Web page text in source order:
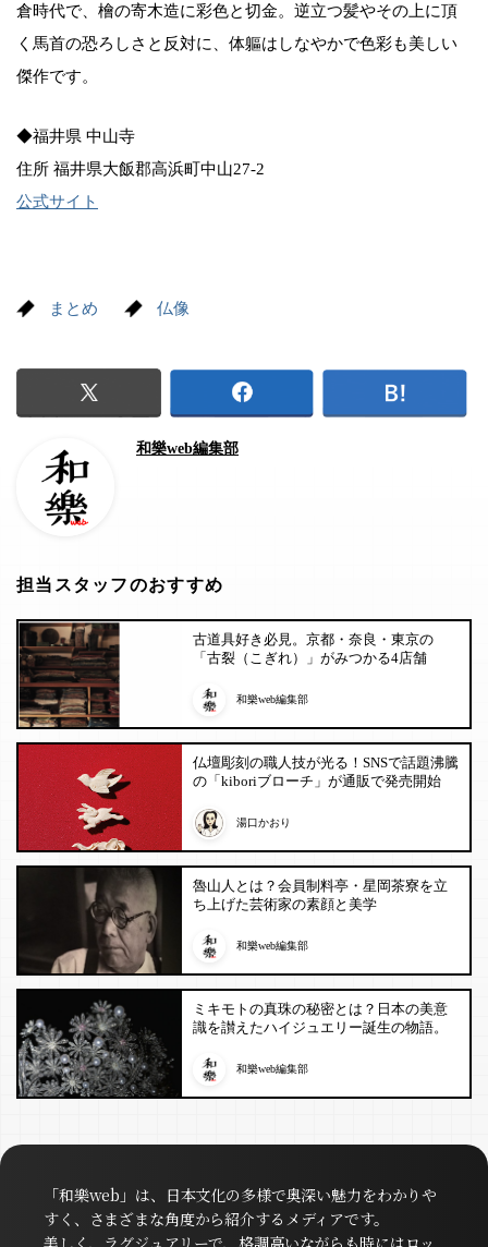
倉時代で、檜の寄木造に彩色と切金。逆立つ髪やその上に頂
く馬首の恐ろしさと反対に、体軀はしなやかで色彩も美しい
傑作です。
◆福井県 中山寺
住所 福井県大飯郡高浜町中山27-2
公式サイト
まとめ 仏像
和樂web編集部
担当スタッフのおすすめ
古道具好き必見。京都・奈良・東京の
「古裂（こぎれ）」がみつかる4店舗
和樂web編集部
仏壇彫刻の職人技が光る！SNSで話題沸騰
の「kiboriブローチ」が通販で発売開始
湯口かおり
魯山人とは？会員制料亭・星岡茶寮を立
ち上げた芸術家の素顔と美学
和樂web編集部
ミキモトの真珠の秘密とは？日本の美意
識を讃えたハイジュエリー誕生の物語。
和樂web編集部
「和樂web」は、日本文化の多様で奥深い魅力をわかりや
すく、さまざまな角度から紹介するメディアです。
美しく、ラグジュアリーで、格調高いながらも時にはロッ